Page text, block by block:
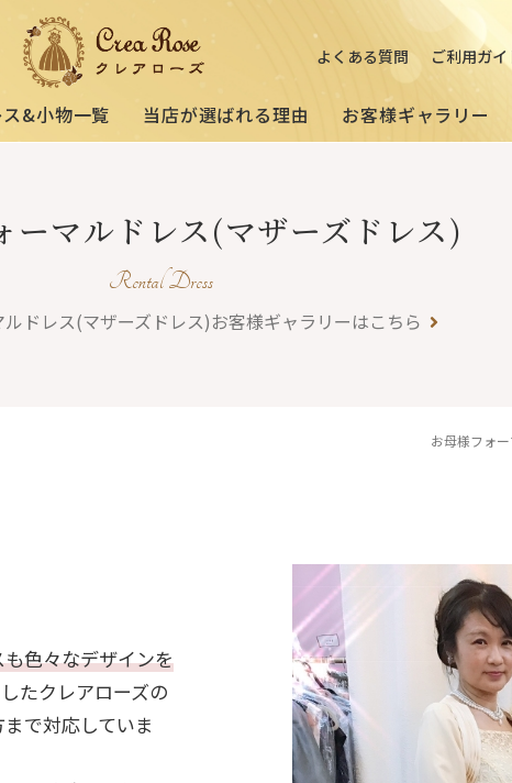
よくある質問 ご利用ガイ
&小物一覧
ドレス
祖母様の
フォーマルドレス
立食パーティー、
クルージング、
ダンスパーティー
当店が選ばれる理由 お客様ギャラリー
[宅配]
試着・レンタルの流れ
オーダードレス
ーマルドレス(マザーズドレス)
Rental Dress
ドレス(マザーズドレス)お客様ギャラリーはこちら
お母様フォ
色々なデザインを
たクレアローズの
で対応していま